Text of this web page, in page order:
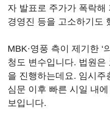
자 발표로 주가가 폭락해
경영진 등을 고소하기도
MBK·영풍 측이 제기한 ‘
청도 변수입니다. 법원은
을 진행하는데요. 임시주
심문 이후 빠른 시일 내
보입니다.